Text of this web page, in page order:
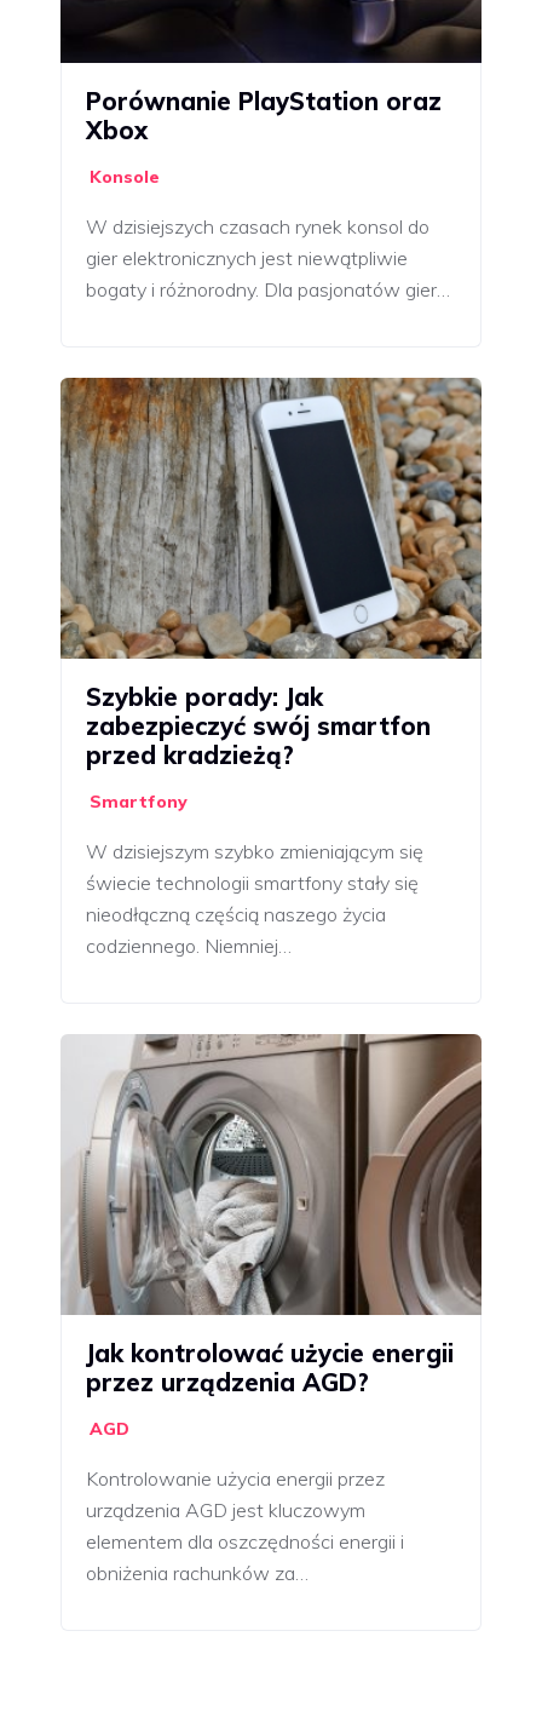
Porównanie PlayStation oraz
Xbox
Konsole
W dzisiejszych czasach rynek konsol do
gier elektronicznych jest niewątpliwie
bogaty i różnorodny. Dla pasjonatów gier…
Szybkie porady: Jak
zabezpieczyć swój smartfon
przed kradzieżą?
Smartfony
W dzisiejszym szybko zmieniającym się
świecie technologii smartfony stały się
nieodłączną częścią naszego życia
codziennego. Niemniej…
Jak kontrolować użycie energii
przez urządzenia AGD?
AGD
Kontrolowanie użycia energii przez
urządzenia AGD jest kluczowym
elementem dla oszczędności energii i
obniżenia rachunków za…